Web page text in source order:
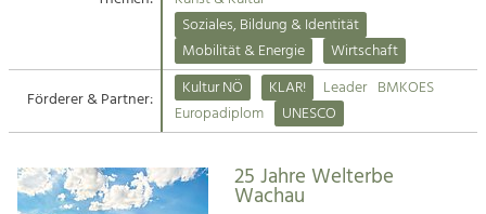
Suche
Impressum
Kontakt
Angebotsentwicklung und
Handwerk, Wissenschaft und Forschung.
Soziales, Bildung & Identität
Mobilität & Energie
Wirtschaft
Förderer & Partner:
Kultur NÖ KLAR! Leader BMKOES
Europadiplom
UNESCO
25 Jahre Welterbe
Wachau